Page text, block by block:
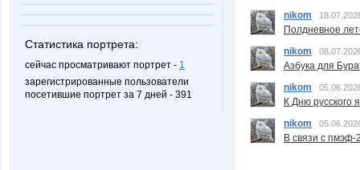
Статистика портрета:
сейчас просматривают портрет - 1
зарегистрированные пользователи
посетившие портрет за 7 дней - 391
nikom
Полдневное
nikom
Азбука для
nikom
К Дню русского
nikom
В связи с пмэф-